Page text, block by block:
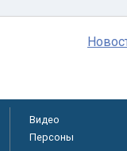
Видео
Персоны